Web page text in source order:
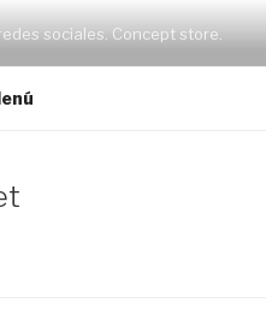
sociales. Concept store.